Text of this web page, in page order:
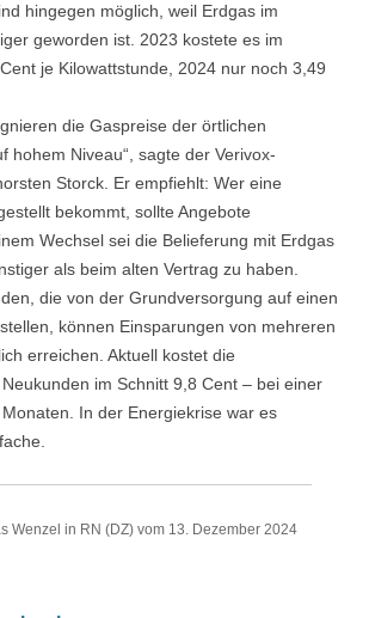
hingegen möglich, weil Erdgas im
geworden ist. 2023 kostete es im
je Kilowattstunde, 2024 nur noch 3,49
die Gaspreise der örtlichen
hohem Niveau“, sagte der Verivox-
Storck. Er empfiehlt: Wer eine
bekommt, sollte Angebote
Wechsel sei die Belieferung mit Erdgas
als beim alten Vertrag zu haben.
die von der Grundversorgung auf einen
können Einsparungen von mehreren
erreichen. Aktuell kostet die
im Schnitt 9,8 Cent – bei einer
In der Energiekrise war es
Wenzel in RN (DZ) vom 13. Dezember 2024